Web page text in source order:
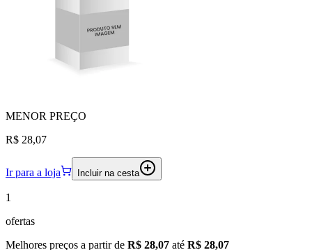
MENOR PREÇO
R$ 28,07
Ir para a loja Incluir na cesta
1
ofertas
Melhores preços a partir de R$ 28,07 até R$ 28,07